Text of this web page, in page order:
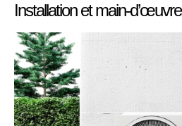
Installation et main-d’œuvre